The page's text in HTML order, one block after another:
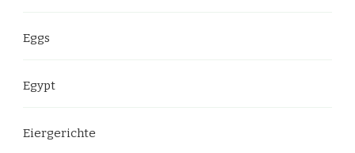
Eggs
Egypt
Eiergerichte